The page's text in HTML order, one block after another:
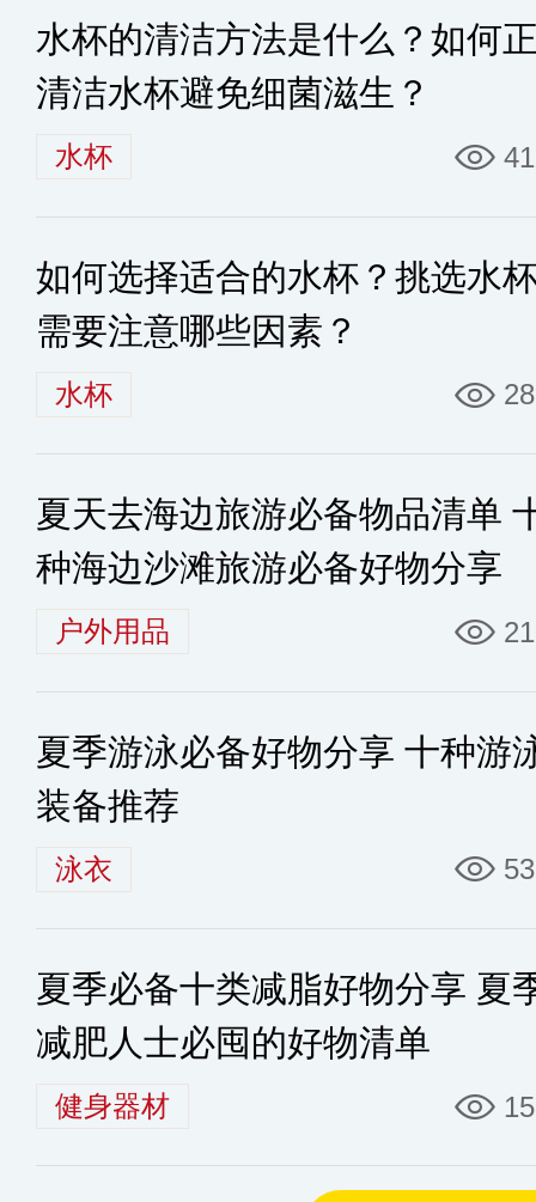
水杯的清洁方法是什么？如何
清洁水杯避免细菌滋生？
水杯
如何选择适合的水杯？挑选水
需要注意哪些因素？
水杯
夏天去海边旅游必备物品清单
种海边沙滩旅游必备好物分享
户外用品
夏季游泳必备好物分享 十种游
装备推荐
泳衣
夏季必备十类减脂好物分享 夏
减肥人士必囤的好物清单
健身器材